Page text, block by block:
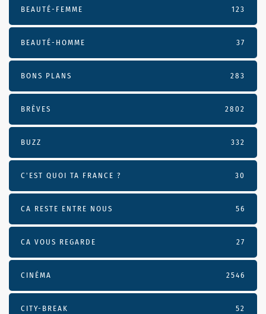
BEAUTÉ-FEMME 123
BEAUTÉ-HOMME 37
BONS PLANS 283
BRÈVES 2802
BUZZ 332
C'EST QUOI TA FRANCE ? 30
CA RESTE ENTRE NOUS 56
CA VOUS REGARDE 27
CINÉMA 2546
CITY-BREAK 52